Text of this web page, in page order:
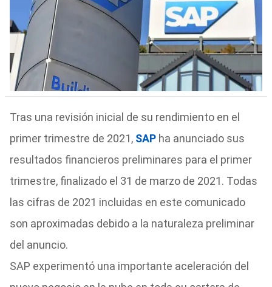
Tras una revisión inicial de su rendimiento en el
primer trimestre de 2021, SAPha anunciado sus
resultados financieros preliminares para el primer
trimestre, finalizado el 31 de marzo de 2021. Todas
las cifras de 2021 incluidas en este comunicado
son aproximadas debido a la naturaleza preliminar
del anuncio.
SAP experimentó una importante aceleración del